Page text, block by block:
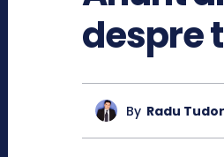
despre
By Radu Tudor